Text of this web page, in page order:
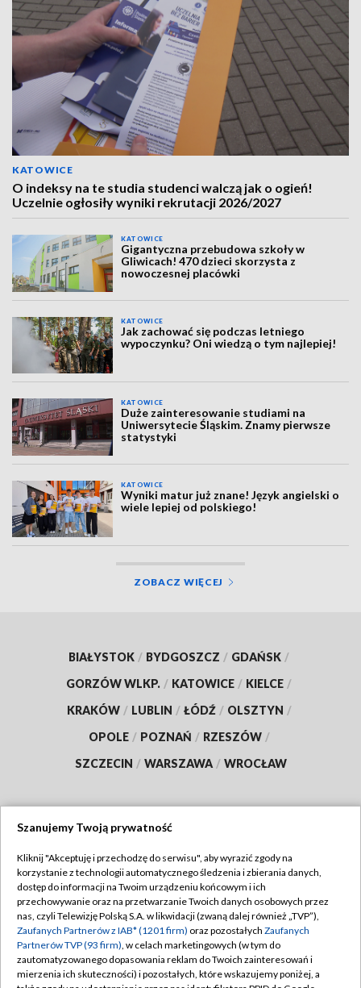
KATOWICE
O indeksy na te studia studenci walczą jak o ogień!
Uczelnie ogłosiły wyniki rekrutacji 2026/2027
KATOWICE
Gigantyczna przebudowa szkoły w
Gliwicach! 470 dzieci skorzysta z
nowoczesnej placówki
KATOWICE
Jak zachować się podczas letniego
wypoczynku? Oni wiedzą o tym najlepiej!
KATOWICE
Duże zainteresowanie studiami na
Uniwersytecie Śląskim. Znamy pierwsze
statystyki
KATOWICE
Wyniki matur już znane! Język angielski o
wiele lepiej od polskiego!
ZOBACZ WIĘCEJ
BIAŁYSTOK / BYDGOSZCZ / GDAŃSK /
GORZÓW WLKP. / KATOWICE / KIELCE /
KRAKÓW / LUBLIN / ŁÓDŹ / OLSZTYN /
OPOLE / POZNAŃ / RZESZÓW /
SZCZECIN / WARSZAWA / WROCŁAW
TVP
Abonament TVP
Emisja w TVP
Centrum informacji TVP
Naziemna Telewizja Cyfrowa
Regulamin TVP
Polityka prywatności
Moje zgody
Pomoc
Szanujemy Twoją prywatność
Kliknij "Akceptuję i przechodzę do serwisu", aby wyrazić zgody na
korzystanie z technologii automatycznego śledzenia i zbierania danych,
dostęp do informacji na Twoim urządzeniu końcowym i ich
przechowywanie oraz na przetwarzanie Twoich danych osobowych przez
nas, czyli Telewizję Polską S.A. w likwidacji (zwaną dalej również „TVP”),
Zaufanych Partnerów z IAB* (1201 firm) oraz pozostałych Zaufanych
Partnerów TVP (93 firm), w celach marketingowych (w tym do
zautomatyzowanego dopasowania reklam do Twoich zainteresowań i
mierzenia ich skuteczności) i pozostałych, które wskazujemy poniżej, a